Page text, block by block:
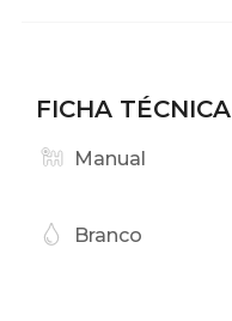
FICHA TÉCNICA
Manual
Branco